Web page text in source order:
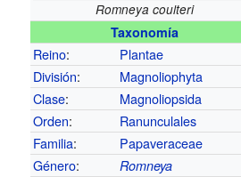
Romneya coulteri
Taxonomía
Reino:
Plantae
División:
Magnoliophyta
Clase:
Magnoliopsida
Orden:
Ranunculales
Familia:
Papaveraceae
Género: Romneya